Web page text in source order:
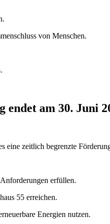
von Menschen.
endet am 30. Juni
eine zeitlich begrenzte
erfüllen.
55 erreichen.
Energien nutzen.